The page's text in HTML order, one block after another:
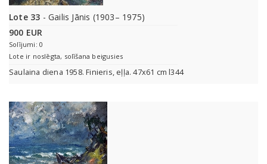
Lote 33 - Gailis Jānis (1903– 1975)
900 EUR
Solījumi: 0
Lote ir noslēgta, solīšana beigusies
Saulaina diena 1958. Finieris, eļļa. 47x61 cm l344